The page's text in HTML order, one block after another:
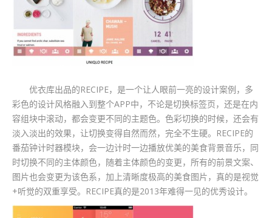
优衣库出品的RECIPE，是一个让人眼前一亮的设计案例，多
彩色的设计风格融入到整个APP中，不论是切换标签页，还是在内
容组块中滚动，都会变更不同的主题色。色彩切换的时候，还会有
淡入淡出的效果，让切换变得自然而然，完全不生硬。RECIPE的
番茄钟计时器模块，会一边计时一边播放优美的美食背景音乐，同
时切换不同的主体颜色，随着主体颜色的变更，所有的前景文案、
图片也会变更为该色系，加上清晰度极高的美食图片，真的是视觉
+听觉的双重享受。RECIPE真的是2013年难得一见的优秀设计。